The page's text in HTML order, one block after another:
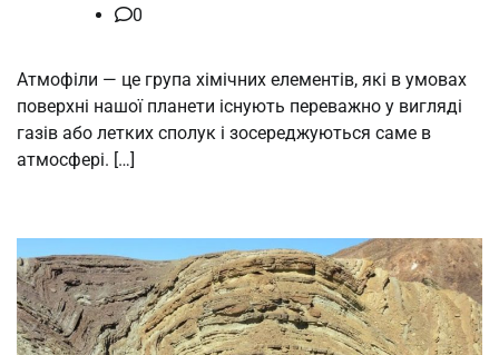
0
Атмофіли — це група хімічних елементів, які в умовах
поверхні нашої планети існують переважно у вигляді
газів або летких сполук і зосереджуються саме в
атмосфері. […]